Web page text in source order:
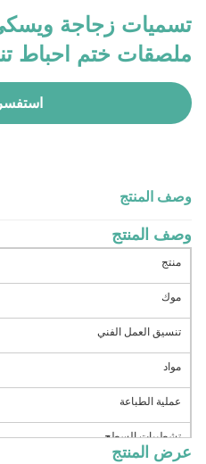
تسميات زجاجة
ملصقات ختم احباط
وصف المنتج
وصف المنتج
منتج
موك
تنسيق العمل الفني
مواد
عملية الطباعة
تشطيبات السطح
عرض المنتج